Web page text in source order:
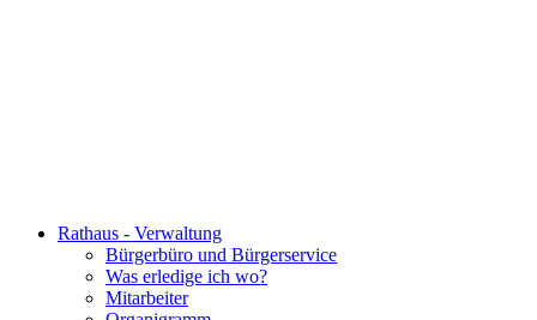
Rathaus - Verwaltung
Bürgerbüro und Bürgerservice
Was erledige ich wo?
Mitarbeiter